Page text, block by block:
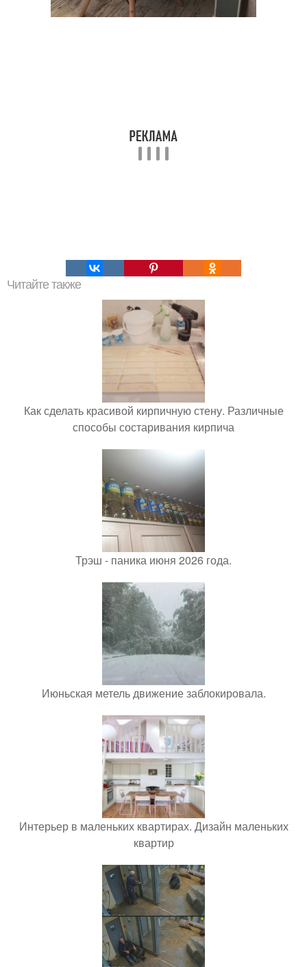
Читайте также
Как сделать красивой кирпичную стену. Различные
способы состаривания кирпича
Трэш - паника июня 2026 года.
Июньская метель движение заблокировала.
Интерьер в маленьких квартирах. Дизайн маленьких
квартир